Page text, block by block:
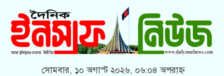
সোমবার, ১০ অগাস্ট ২০২৬, ০৬:০৪ অপরাহ্ন